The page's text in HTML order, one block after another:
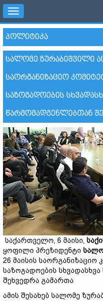
Toggle
navigation
ᲞᲝᲚᲘᲢᲘᲙᲐ
ᲡᲐᲚᲝᲛᲔ ᲖᲣᲠᲐᲑᲘᲨᲕᲘᲚᲘ
ᲡᲐᲝᲠᲒᲐᲜᲘᲖᲐᲪᲘᲝ
ᲡᲐᲖᲝᲒᲐᲓᲝᲔᲑᲘᲡ
ᲬᲐᲠᲛᲝᲛᲐᲓᲒᲔᲜᲚᲔᲑᲗᲐᲜ
საქართველო, 6 მაისი,
ყოფილი პრეზიდენტი
26 მაისის საორგანიზაციო
საზოგადოების
შეხვედრა გამართა
ამის შესახებ სალომე